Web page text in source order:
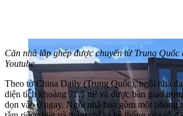
Căn nhà lắp ghép được chuyển từ Trung Quốc
Youtube
Theo tờ China Daily (Trung Quốc), ngôi nhà
diện tích khoảng 71,5 m² và được bàn giao
dọn vào ở ngay. Ngôi nhà bao gồm một phòng